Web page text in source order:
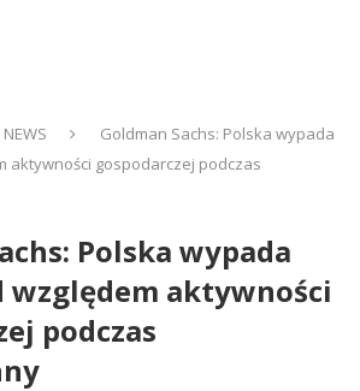
NEWS
Goldman Sachs: Polska wypada
aktywności gospodarczej podczas
Polska wypada
względem aktywności
podczas